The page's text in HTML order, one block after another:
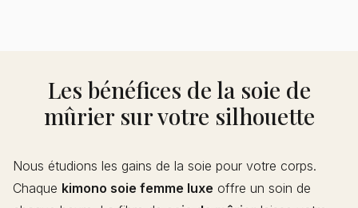
Les bénéfices de la soie de
mûrier sur votre silhouette
Nous étudions les gains de la soie pour votre corps.
Chaque kimono soie femme luxe offre un soin de